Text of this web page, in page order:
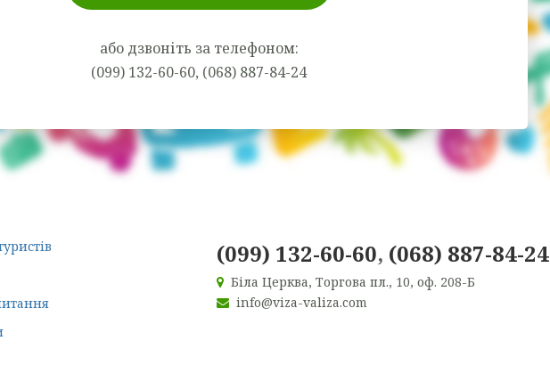
або дзвоніть за телефоном:
(099) 132-60-60, (068) 887-84-24
(099) 132-60-60, (068) 887-84-24
Біла Церква, Торгова пл., 10, оф. 208-Б
info@viza-valiza.com